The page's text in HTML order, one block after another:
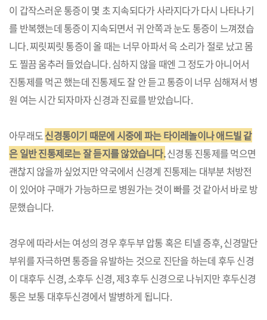
이 갑작스러운 통증이 몇 초 지속되다가 사라지다가 다시 나타나기
를 반복했는데 통증이 지속되면서 귀 안쪽과 눈도 통증이 느껴졌습
니다. 찌릿찌릿 통증이 올 때는 너무 아파서 윽 소리가 절로 났고 몸
도 찔끔 움추러 들었습니다. 심하지 않을 때엔 그 정도가 아니어서
진통제를 먹곤 했는데 진통제도 잘 안 듣고 통증이 너무 심해져서 병
원 여는 시간 되자마자 신경과 진료를 받았습니다.
아무래도신경통이기 때문에 시중에 파는 타이레놀이나 애드빌 같
은 일반 진통제로는 잘 듣지를 않았습니다.신경통 진통제를 먹으면
괜찮지 않을까 싶었지만 약국에서 신경계 진통제는 대부분 처방전
이 있어야 구매가 가능하므로 병원가는 것이 빠를 것 같아서 바로 방
문했습니다.
경우에 따라서는 여성의 경우 후두부 압통 혹은 티넬 증후, 신경말단
부위를 자극하면 통증을 유발하는 것으로 진단을 하는데 후두 신경
이 대후두 신경, 소후두 신경, 제3 후두 신경으로 나뉘지만 후두신경
통은 보통 대후두신경에서 발병하게 됩니다.